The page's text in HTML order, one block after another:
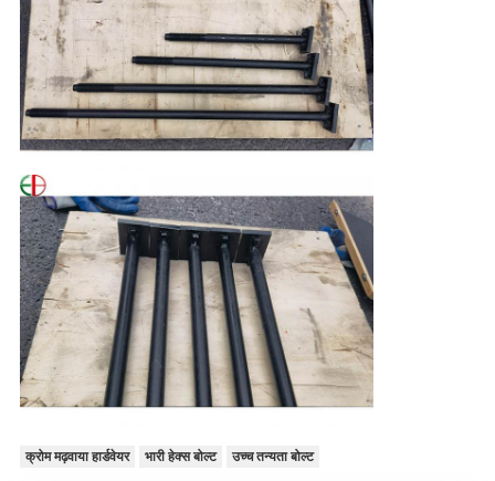
क्रोम मढ़वाया हार्डवेयर भारी हेक्स बोल्ट उच्च तन्यता बोल्ट